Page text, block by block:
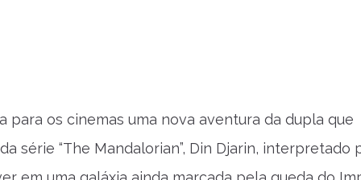
para os cinemas uma nova aventura da dupla que
série “The Mandalorian”, Din Djarin, interpretado